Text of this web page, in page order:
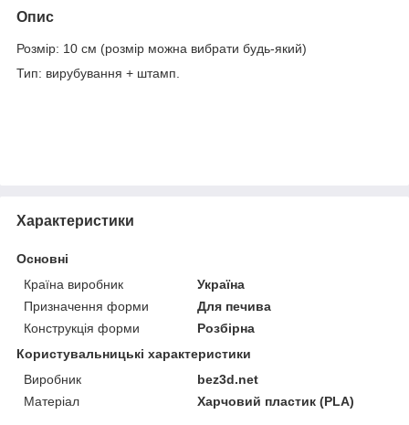
Опис
Розмір: 10 см (розмір можна вибрати будь-який)
Тип: вирубування + штамп.
Характеристики
Основні
Країна виробник
Україна
Призначення форми
Для печива
Конструкція форми
Розбірна
Користувальницькі характеристики
Виробник
bez3d.net
Матеріал
Харчовий пластик (PLA)